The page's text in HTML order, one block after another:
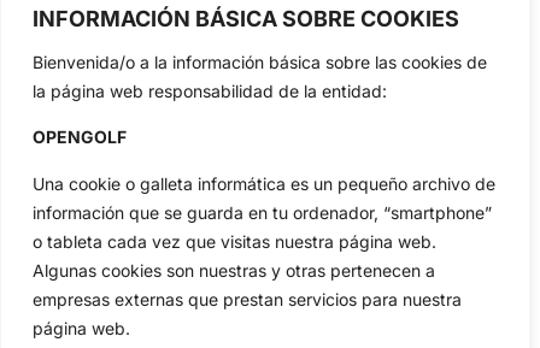
INFORMACIÓN BÁSICA SOBRE COOKIES
Bienvenida/o a la información básica sobre las cookies de
la página web responsabilidad de la entidad:
OPENGOLF
Una cookie o galleta informática es un pequeño archivo de
información que se guarda en tu ordenador, “smartphone”
o tableta cada vez que visitas nuestra página web.
Algunas cookies son nuestras y otras pertenecen a
empresas externas que prestan servicios para nuestra
página web.
Jon Rahm, LIV Golf, PGA Tour, Ryder Cup, DP World Tour, LPGA
Categorias
Inicio
Actualidad
Circuitos
Especiales
Jon Rahm
Vídeos
De Interés
Compañía
Aviso Legal
Política de Privacidad